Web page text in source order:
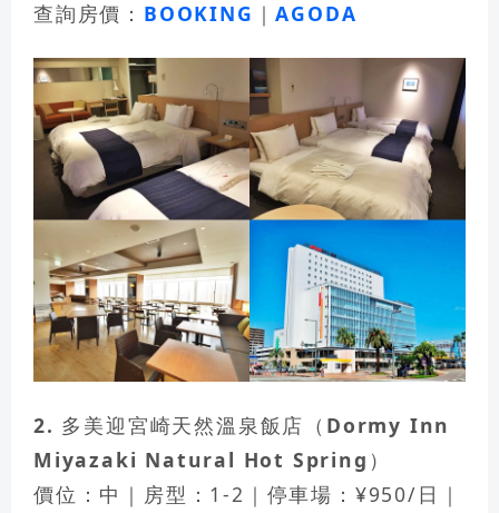
查詢房價： BOOKING ｜AGODA
2. 多美迎宮崎天然溫泉飯店（Dormy Inn
Miyazaki Natural Hot Spring）
價位：中｜房型：1-2｜停車場：¥950/日｜